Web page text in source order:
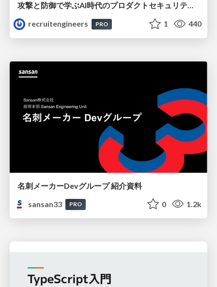
攻撃と防御で学ぶAI時代のプロダクトセキュリティ演習
recruitengineers
PRO 1 440
名刺メーカーDevグループ 紹介資料
sansan33
PRO 0 1.2k